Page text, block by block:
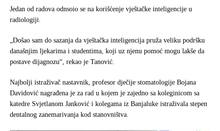
Jedan od radova odnsoio se na korišćenje vještačke inteligencije u
radiologiji.
„Došao sam do sazanja da vještačka inteligencija pruža veliku podršku
današnjim ljekarima i studentima, koji uz njenu pomoć mogu lakše da
postave dijagnozu“, rekao je Tanović.
Najbolji istraživač nastavnik, profesor dječije stomatologije Bojana
Davidović nagrađena je za rad u kojem je zajedno sa koleginicom sa
katedre Svjetlanom Janković i kolegama iz Banjaluke istraživala stepen
dentalnog zanemarivanja kod stanovništva.